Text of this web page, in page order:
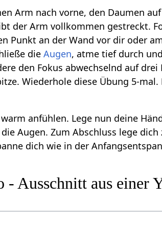
Arm nach vorne, den Daumen auf
der Arm vollkommen gestreckt.
Punkt an der Wand vor dir oder
dieAugen, atme tief durch und
den Fokus abwechselnd auf drei
Wiederhole diese Übung 5-mal.
anfühlen. Lege nun deine
Augen. Zum Abschluss lege dich
dich wie in der
Ausschnitt aus einer